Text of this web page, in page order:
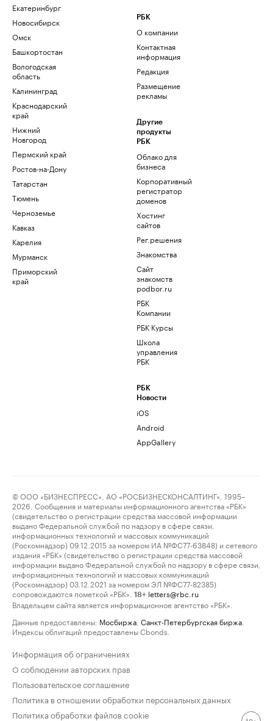
Екатеринбург
Новосибирск
Омск
Башкортостан
Вологодская
область
Калининград
Краснодарский
край
Нижний
Новгород
Пермский край
Ростов-на-Дону
Татарстан
Тюмень
Черноземье
Кавказ
Карелия
Мурманск
Приморский
край
РБК
О компании
Контактная
информация
Редакция
Размещение
рекламы
Другие
продукты
РБК
Облако для
бизнеса
Корпоративный
регистратор
доменов
Хостинг
сайтов
Рег.решения
Знакомства
Сайт
знакомств
podbor.ru
РБК
Компании
РБК Курсы
Школа
управления
РБК
РБК
Новости
iOS
Android
AppGallery
© ООО «БИЗНЕСПРЕСС», АО «РОСБИЗНЕСКОНСАЛТИНГ», 1995–
2026. Сообщения и материалы информационного агентства «РБК»
(свидетельство о регистрации средства массовой информации
выдано Федеральной службой по надзору в сфере связи,
информационных технологий и массовых коммуникаций
(Роскомнадзор) 09.12.2015 за номером ИА №ФС77-63848) и сетевого
издания «РБК» (свидетельство о регистрации средства массовой
информации выдано Федеральной службой по надзору в сфере связи,
информационных технологий и массовых коммуникаций
(Роскомнадзор) 03.12.2021 за номером ЭЛ №ФС77-82385)
сопровождаются пометкой «РБК».
18+ letters@rbc.ru
Владельцем сайта является информационное агентство «РБК».
Данные предоставлены: Мосбиржа Санкт-Петербургская биржа
Индексы облигаций предоставлены Cbonds.
Информация об ограничениях
О соблюдении авторских прав
Пользовательское соглашение
Политика в отношении обработки персональных данных
Политика обработки файлов cookie